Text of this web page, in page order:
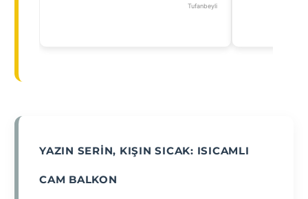
Tufanbeyli
YAZIN SERIN, KIŞIN SICAK: ISICAMLI
CAM BALKON